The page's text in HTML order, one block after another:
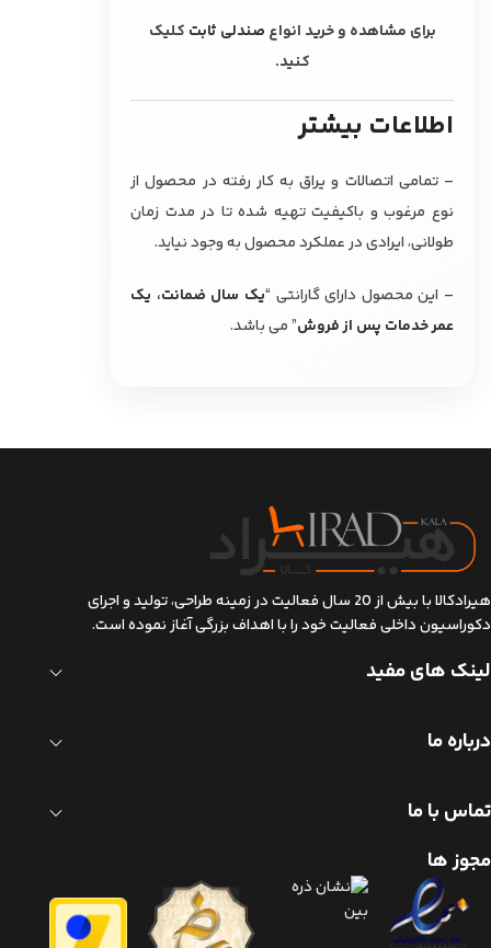
برای مشاهده و خرید انواع صندلی ثابت کلیک
کنید.
اطلاعات بیشتر
– تمامی اتصالات و یراق به کار رفته در محصول از
نوع مرغوب و باکیفیت تهیه شده تا در مدت زمان
طولانی، ایرادی در عملکرد محصول به وجود نیاید.
– این محصول دارای گارانتی “یک سال ضمانت، یک
عمر خدمات پس از فروش” می باشد.
هیرادکالا با بیش از 20 سال فعالیت در زمینه طراحی، تولید و اجرای
دکوراسیون داخلی فعالیت خود را با اهداف بزرگی آغاز نموده است.
لینک های مفید
درباره ما
تماس با ما
مجوز ها